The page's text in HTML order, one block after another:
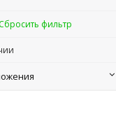
Сбросить фильтр